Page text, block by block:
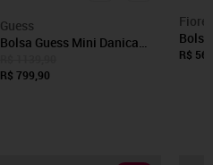
Guess
Bolsa Guess Mini Danica
R$ 799,90
Fiore
R$